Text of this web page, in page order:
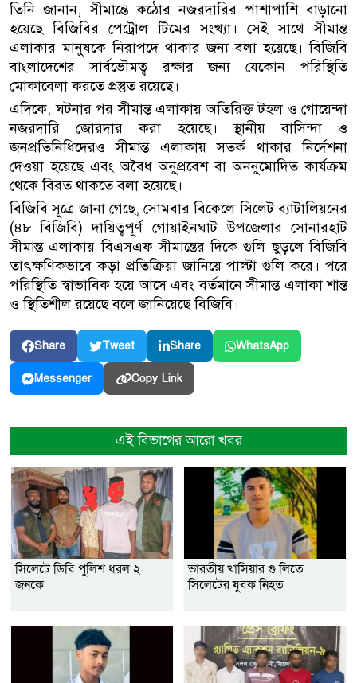
তিনি জানান, সীমান্তে কঠোর নজরদারির পাশাপাশি বাড়ানো
হয়েছে বিজিবির পেট্রোল টিমের সংখ্যা। সেই সাথে সীমান্ত
এলাকার মানুষকে নিরাপদে থাকার জন্য বলা হয়েছে। বিজিবি
বাংলাদেশের সার্বভৌমত্ব রক্ষার জন্য যেকোন পরিস্থিতি
মোকাবেলা করতে প্রস্তুত রয়েছে।
এদিকে, ঘটনার পর সীমান্ত এলাকায় অতিরিক্ত টহল ও গোয়েন্দা
নজরদারি জোরদার করা হয়েছে। স্থানীয় বাসিন্দা ও
জনপ্রতিনিধিদেরও সীমান্ত এলাকায় সতর্ক থাকার নির্দেশনা
দেওয়া হয়েছে এবং অবৈধ অনুপ্রবেশ বা অননুমোদিত কার্যক্রম
থেকে বিরত থাকতে বলা হয়েছে।
বিজিবি সূত্রে জানা গেছে, সোমবার বিকেলে সিলেট ব্যাটালিয়নের
(৪৮ বিজিবি) দায়িত্বপূর্ণ গোয়াইনঘাট উপজেলার সোনারহাট
সীমান্ত এলাকায় বিএসএফ সীমান্তের দিকে গুলি ছুড়লে বিজিবি
তাৎক্ষণিকভাবে কড়া প্রতিক্রিয়া জানিয়ে পাল্টা গুলি করে। পরে
পরিস্থিতি স্বাভাবিক হয়ে আসে এবং বর্তমানে সীমান্ত এলাকা শান্ত
ও স্থিতিশীল রয়েছে বলে জানিয়েছে বিজিবি।
Share Tweet Share WhatsApp
Messenger Copy Link
এই বিভাগের আরো খবর
সিলেটে ডিবি পুলিশ ধরল ২
জনকে
ভারতীয় খাসিয়ার গু লিতে
সিলেটের যুবক নিহত